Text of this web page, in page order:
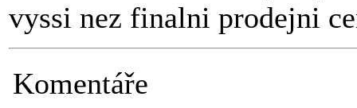
vyssi nez finalni prodejni
Komentáře